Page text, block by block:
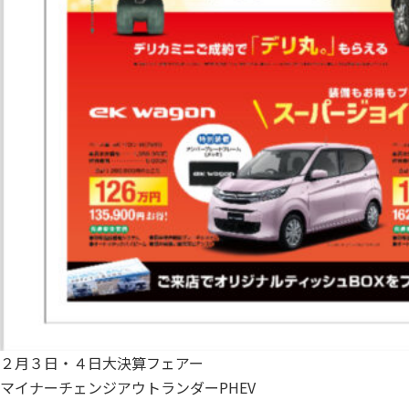
２月３日・４日大決算フェアー
マイナーチェンジアウトランダーPHEV